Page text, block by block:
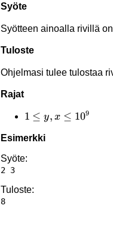
Syöte
Syötteen ainoalla rivillä
Tuloste
Ohjelmasi tulee tulostaa
Rajat
1 \le
\le
10^9
1 ≤ y, x ≤ 109
Esimerkki
Syöte:
2 3
Tuloste:
8